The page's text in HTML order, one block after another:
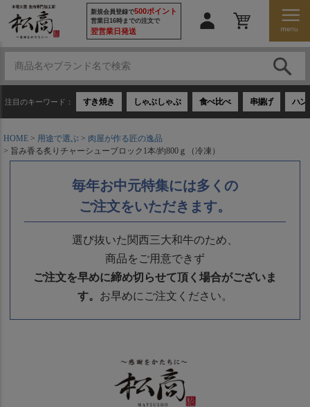
新規会員登録で500ポイント
営業日16時までの注文で
翌営業日発送
注目のキーワード： すき焼き しゃぶしゃぶ 食べ比べ 串揚げ ハン
HOME 用途で選ぶ
肉屋が作る匠の逸品
旨み香る炙りチャーシューブロック1本/約800ｇ（冷凍）
毎年お中元特集には多くの
ご注文をいただきます。
選び抜いた関西三大和牛のため、
商品をご用意できず
ご注文を早めに締め切らせて頂く場合がございま
す。 お早めにご注文ください。